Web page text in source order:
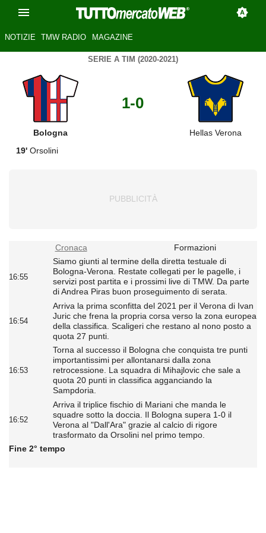
NOTIZIE TMW RADIO MAGAZINE
SERIE A TIM (2020-2021)
Bologna
1-0
Hellas Verona
19' Orsolini
Cronaca Formazioni
16:55
Siamo giunti al termine della diretta testuale di
Bologna-Verona. Restate collegati per le pagelle, i
servizi post partita e i prossimi live di TMW. Da parte
di Andrea Piras buon proseguimento di serata.
16:54
Arriva la prima sconfitta del 2021 per il Verona di Ivan
Juric che frena la propria corsa verso la zona europea
della classifica. Scaligeri che restano al nono posto a
quota 27 punti.
16:53
Torna al successo il Bologna che conquista tre punti
importantissimi per allontanarsi dalla zona
retrocessione. La squadra di Mihajlovic che sale a
quota 20 punti in classifica agganciando la
Sampdoria.
16:52
Arriva il triplice fischio di Mariani che manda le
squadre sotto la doccia. Il Bologna supera 1-0 il
Verona al "Dall'Ara" grazie al calcio di rigore
trasformato da Orsolini nel primo tempo.
Fine 2° tempo